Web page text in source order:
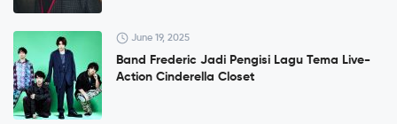
June 19, 2025
Band Frederic Jadi Pengisi Lagu Tema Live-
Action Cinderella Closet